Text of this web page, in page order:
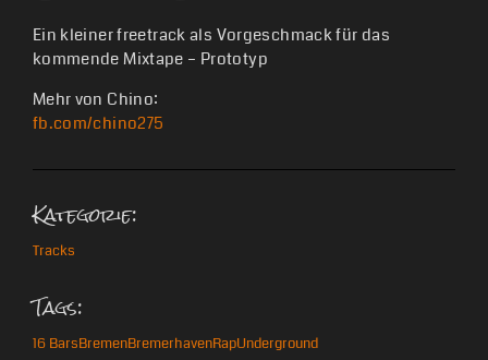
Ein kleiner freetrack als Vorgeschmack für das
kommende Mixtape – Prototyp
Mehr von Chino:
fb.com/chino275
Kategorie:
Tracks
Tags:
16 BarsBremenBremerhavenRapUnderground